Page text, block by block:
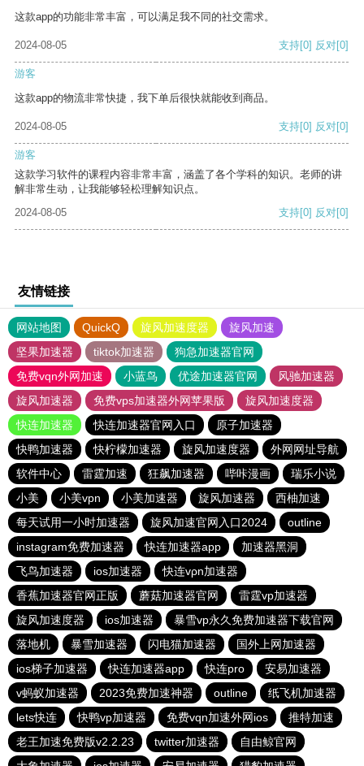
这款app的功能非常丰富，可以满足我不同的社交需求。
2024-08-05 支持[0] 反对[0]
游客
这款app的物流非常快捷，我下单后很快就能收到商品。
2024-08-05 支持[0] 反对[0]
游客
这款学习软件的课程内容非常丰富，涵盖了各个学科的知识。老师的讲
解非常生动，让我能够轻松理解知识点。
2024-08-05
支持[0] 反对[0]
友情链接
网站地图 QuickQ 旋风加速度器
旋风加速
坚果加速器
tiktok加速器
狗急加速器官网
免费vqn外网加速
小蓝鸟 优途加速器官网
风驰加速器
旋风加速器
免费vps加速器外网苹果版
旋风加速度器
快连加速器
快连加速器官网入口
原子加速器
快鸭加速器
快柠檬加速器 旋风加速度器
外网网址导航
软件中心
雷霆加速 狂飙加速器 哔咔漫画
瑞乐小说
小美
小美vpn 小美加速器 旋风加速器
西柚加速
每天试用一小时加速器
旋风加速官网入口2024
outline
instagram免费加速器
快连加速器app
加速器黑洞
飞鸟加速器
ios加速器
快连vρn加速器
香蕉加速器官网正版
蘑菇加速器官网
雷霆vp加速器
旋风加速度器
ios加速器
暴雪vp永久免费加速器下载官网
落地机
暴雪加速器 闪电猫加速器
国外上网加速器
ios梯子加速器
快连加速器app 快连pro
安易加速器
v蚂蚁加速器
2023免费加速神器 outline
纸飞机加速器
lets快连
快鸭vp加速器 免费vqn加速外网ios
推特加速
老王加速免费版v2.2.23
twitter加速器
自由鲸官网